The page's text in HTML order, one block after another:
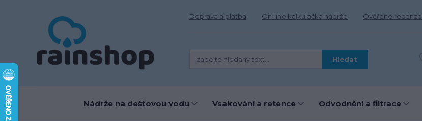
Doprava a platba On-line kalkulačka nádrže Ověřené recenze
Hledat
Nádrže na dešťovou vodu Vsakování a retence Odvodnění a filtrace